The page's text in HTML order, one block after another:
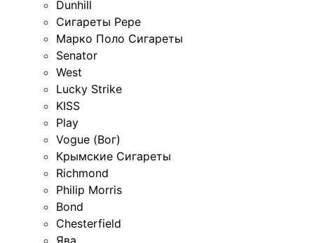
Dunhill
Сигареты Pepe
Марко Поло Сигареты
Senator
West
Lucky Strike
KISS
Play
Vogue (Вог)
Крымские Сигареты
Richmond
Philip Morris
Bond
Chesterfield
Ява